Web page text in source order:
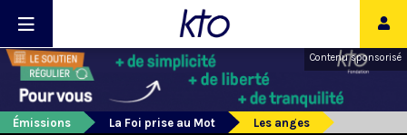
Contenu sponsorisé
Émissions La Foi prise au Mot Les anges